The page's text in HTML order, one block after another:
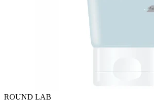
ROUND LAB